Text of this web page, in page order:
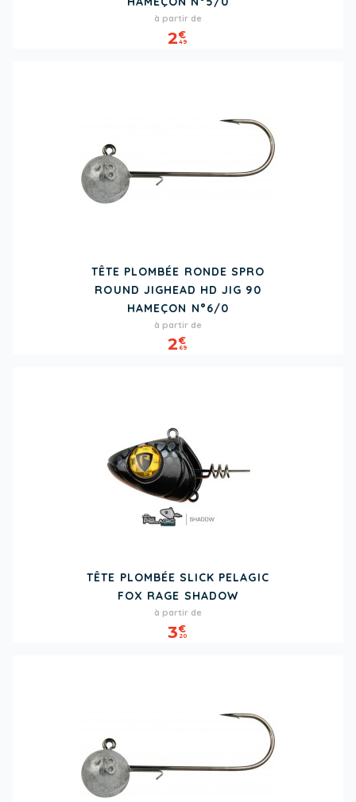
Prix
à partir de
2€
49
TÊTE PLOMBÉE RONDE SPRO
ROUND JIGHEAD HD JIG 90
HAMEÇON N°6/0
Prix
à partir de
2€
69
TÊTE PLOMBÉE SLICK PELAGIC
FOX RAGE SHADOW
Prix
à partir de
3€
20